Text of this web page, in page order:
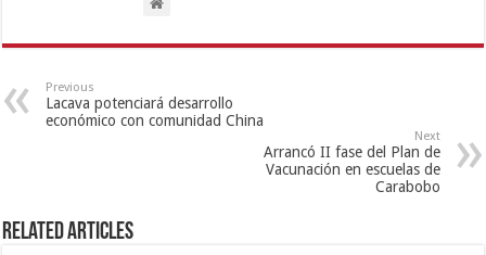
Previous
Lacava potenciará desarrollo
económico con comunidad China
Next
Arrancó II fase del Plan de
Vacunación en escuelas de
Carabobo
Related Articles